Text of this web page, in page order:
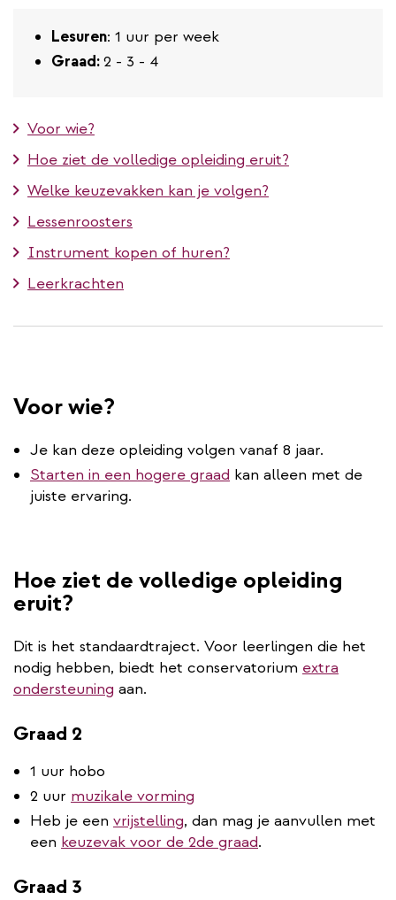
Lesuren: 1 uur per week
Graad:2 - 3 - 4
Voor wie?
Hoe ziet de volledige opleiding eruit?
Welke keuzevakken kan je volgen?
Lessenroosters
Instrument kopen of huren?
Leerkrachten
Voor wie?
Je kan deze opleiding volgen vanaf 8 jaar.
Starten in een hogere graad kan alleen met de
juiste ervaring.
Hoe ziet de volledige opleiding
eruit?
Dit is het standaardtraject. Voor leerlingen die het
nodig hebben, biedt het conservatorium extra
ondersteuning aan.
Graad 2
1 uur hobo
2 uur muzikale vorming
Heb je een vrijstelling, dan mag je aanvullen met
een keuzevak voor de 2de graad.
Graad 3